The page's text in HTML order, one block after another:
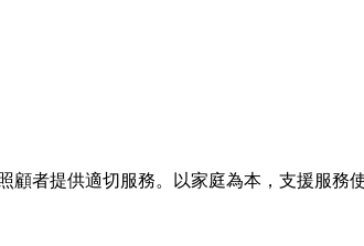
顧者提供適切服務。以家庭為本，支援服務